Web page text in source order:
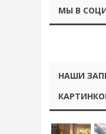
МЫ В
НАШИ